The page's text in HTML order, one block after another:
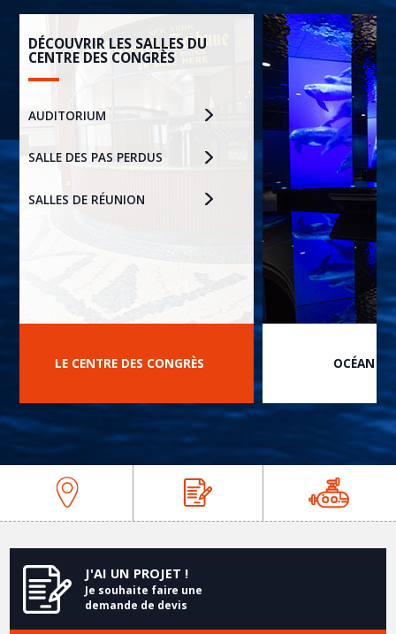
DÉCOUVRIR LES SALLES DU
CENTRE DES CONGRÈS
AUDITORIUM
SALLE DES PAS PERDUS
SALLES DE RÉUNION
LE CENTRE DES CONGRÈS OCÉAN
J'AI UN PROJET !
Je souhaite faire une
demande de devis